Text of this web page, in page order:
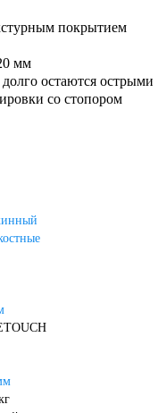
покрытием
мм
остаются острыми
со стопором